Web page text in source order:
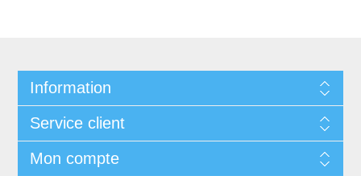
Information
Service client
Mon compte